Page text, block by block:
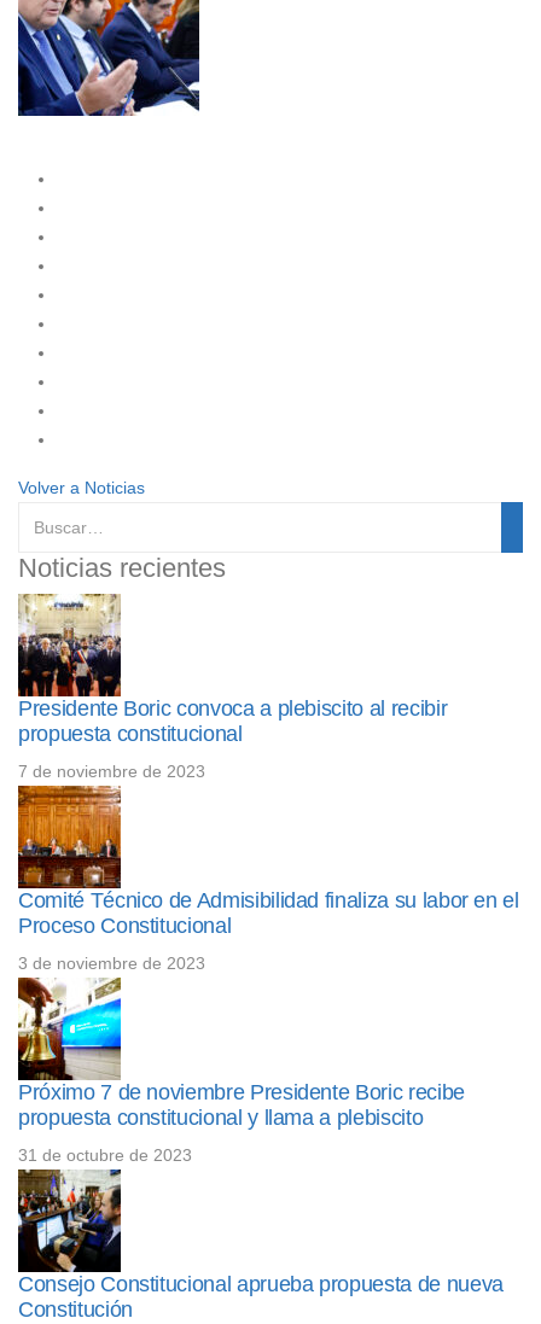
Volver a Noticias
Noticias recientes
Presidente Boric convoca a plebiscito al recibir
propuesta constitucional
7 de noviembre de 2023
Comité Técnico de Admisibilidad finaliza su labor en el
Proceso Constitucional
3 de noviembre de 2023
Próximo 7 de noviembre Presidente Boric recibe
propuesta constitucional y llama a plebiscito
31 de octubre de 2023
Consejo Constitucional aprueba propuesta de nueva
Constitución